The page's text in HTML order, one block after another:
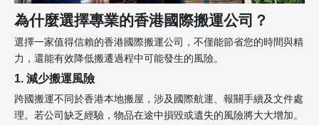
為什麼選擇專業的香港國際搬運公司？
選擇一家值得信賴的香港國際搬運公司，不僅能節省您的時間與精
力，還能有效降低搬遷過程中可能發生的風險。
1. 減少搬運風險
跨國搬運不同於香港本地搬屋，涉及國際航運、報關手續及文件處
理。若公司缺乏經驗，物品在途中損毀或遺失的風險將大大增加。